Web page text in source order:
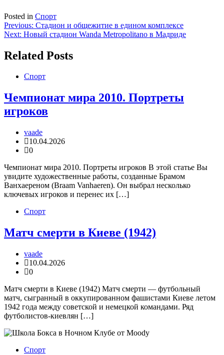
Posted in Спорт
Навигация
по
записям
Previous: Стадион и общежитие в едином комплексе
Next: Новый стадион Wanda Metropolitano в Мадриде
Related Posts
Спорт
Чемпионат мира 2010. Портреты
игроков
vaade
10.04.2026
0
Чемпионат мира 2010. Портреты игроков В этой статье Вы
увидите художественные работы, созданные Брамом
Ванхаереном (Braam Vanhaeren). Он выбрал несколько
ключевых игроков и перенес их […]
Спорт
Матч смерти в Киеве (1942)
vaade
10.04.2026
0
Матч смерти в Киеве (1942) Матч смерти — футбольный
матч, сыгранный в оккупированном фашистами Киеве летом
1942 года между советской и немецкой командами. Ряд
футболистов-киевлян […]
Спорт